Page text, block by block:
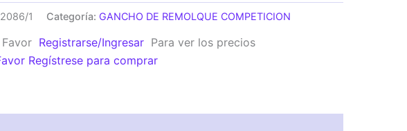
2086/1 Categoría: GANCHO DE REMOLQUE COMPETICION
Registrarse/Ingresar Para ver los precios
Regístrese para comprar